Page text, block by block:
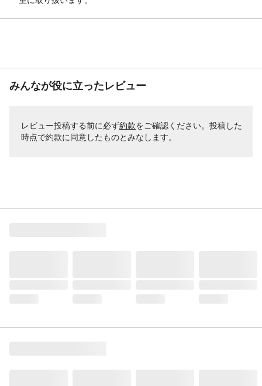
ひじ掛け有無
あり
張り材
ポリエステル100%
みんなが役に立ったレビュー
レビュー投稿する前に必ず約款をご確認ください。投稿した
時点で約款に同意したものとみなします。